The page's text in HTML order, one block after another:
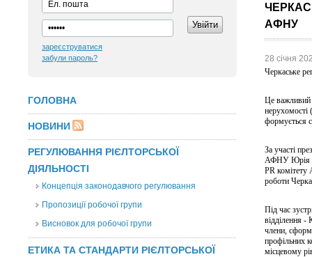
зареєструватися
забули пароль?
ГОЛОВНА
НОВИНИ
РЕГУЛЮВАННЯ РІЄЛТОРСЬКОЇ
ДІЯЛЬНОСТІ
Концепція законодавчого регулювання
Пропозиції робочої групи
Висновок для робочої групи
ЕТИКА ТА СТАНДАРТИ РІЄЛТОРСЬКОЇ
АФНУ
28 січня
Черкаське
Це важливий
нерухомості
формується
За участі
АФНУ Юрія
PR
роботи
Під час
відділення
члени,
профільних
місцевому